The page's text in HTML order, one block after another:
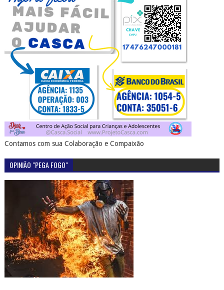
Contamos com sua Colaboração e Compaixão
OPINIÃO "PEGA FOGO"